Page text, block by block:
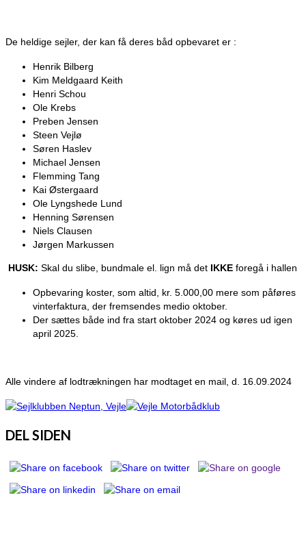
De heldige sejler, der kan få deres båd opbevaret er :
Henrik Bilberg
Kim Meldgaard Keith
Henri Schou
Ole Krebs
Preben Jensen
Steen Vejlø
Søren Haslev
Michael Jensen
Flemming Tang
Kai Østergaard
Ole Lyngshede Lund
Henning Sørensen
Niels Clausen
Jørgen Markussen
HUSK: Skal du slibe, bundmale el. lign må det IKKE foregå i hallen
Opbevaring koster, som altid, kr. 5.000,00 mere som påføres
vinterfaktura, der fremsendes medio oktober.
Der sættes både ind fra start oktober 2024 og køres ud igen
april 2025.
Alle vindere af lodtrækningen har modtaget en mail, d. 16.09.2024
DEL SIDEN